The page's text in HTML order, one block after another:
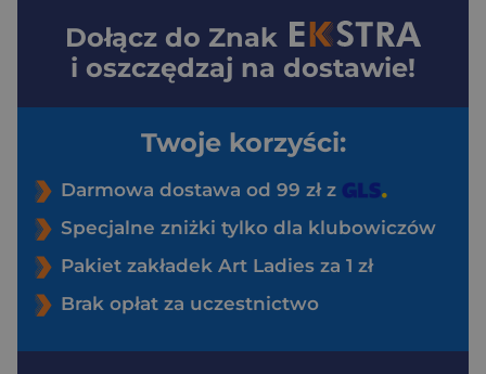
Dołącz do Znak
i oszczędzaj na dostawie!
Twoje korzyści:
Darmowa dostawa od 99 zł z
Specjalne zniżki tylko dla klubowiczów
Pakiet zakładek Art Ladies za 1 zł
Brak opłat za uczestnictwo